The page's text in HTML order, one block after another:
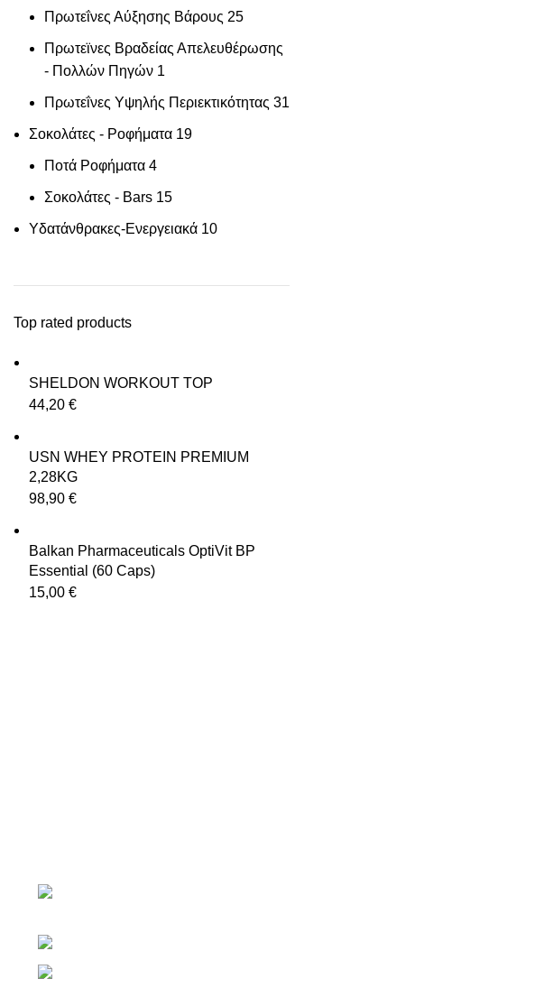
Πρωτεΐνες Αύξησης Βάρους 25
Πρωτεϊνες Βραδείας Απελευθέρωσης
- Πολλών Πηγών 1
Πρωτεΐνες Υψηλής Περιεκτικότητας 31
Σοκολάτες - Ροφήματα 19
Ποτά Ροφήματα 4
Σοκολάτες - Bars 15
Υδατάνθρακες-Ενεργειακά 10
Top rated products
SHELDON WORKOUT TOP
44,20 €
USN WHEY PROTEIN PREMIUM
2,28KG
98,90 €
Balkan Pharmaceuticals OptiVit BP
Essential (60 Caps)
15,00 €